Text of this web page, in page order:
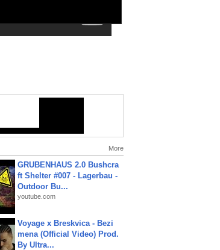
More
GRUBENHAUS 2.0 Bushcra
ft Shelter #007 - Lagerbau -
Outdoor Bu...
youtube.com
Voyage x Breskvica - Bezi
mena (Official Video) Prod.
By Ultra...